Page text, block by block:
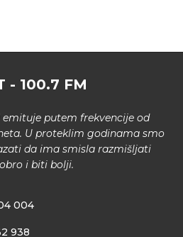
- 100.7 FM
emituje putem frekvencije od
U proteklim godinama smo
da ima smisla razmišljati
i biti bolji.
004
938